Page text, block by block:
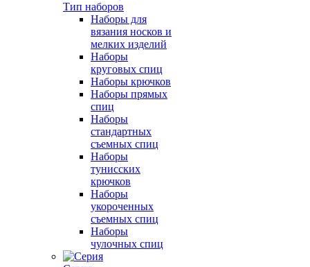
Тип наборов
Наборы для
вязания носков и
мелких изделий
Наборы
круговых спиц
Наборы крючков
Наборы прямых
спиц
Наборы
стандартных
съемных спиц
Наборы
тунисских
крючков
Наборы
укороченных
съемных спиц
Наборы
чулочных спиц